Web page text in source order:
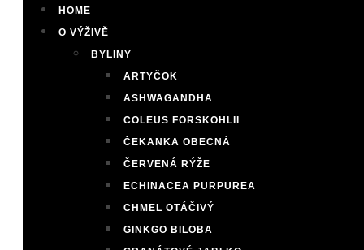
HOME
O VÝŽIVĚ
BYLINY
ARTYČOK
ASHWAGANDHA
COLEUS FORSKOHLII
ČEKANKA OBECNÁ
ČERVENÁ RÝŽE
ECHINACEA PURPUREA
CHMEL OTÁČIVÝ
GINKGO BILOBA